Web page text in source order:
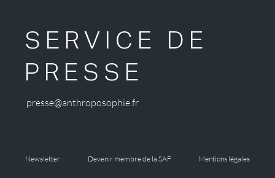
SERVICE DE
PRESSE
presse@anthroposophie.fr
Newsletter Devenir membre de la SAF Mentions légales